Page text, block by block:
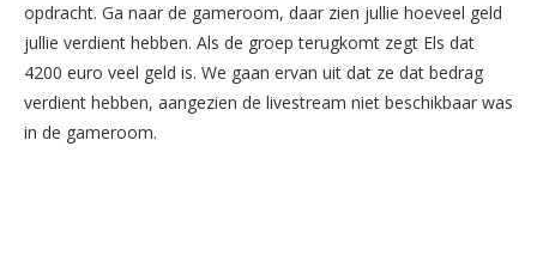
opdracht. Ga naar de gameroom, daar zien jullie hoeveel geld
jullie verdient hebben. Als de groep terugkomt zegt Els dat
4200 euro veel geld is. We gaan ervan uit dat ze dat bedrag
verdient hebben, aangezien de livestream niet beschikbaar was
in de gameroom.